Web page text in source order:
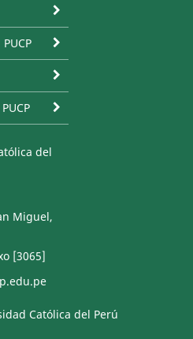
del
Miguel,
[3065]
Católica del Perú